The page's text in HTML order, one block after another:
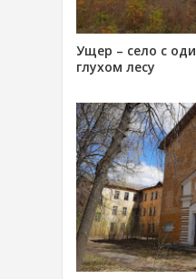
Ущер – село с
глухом лесу